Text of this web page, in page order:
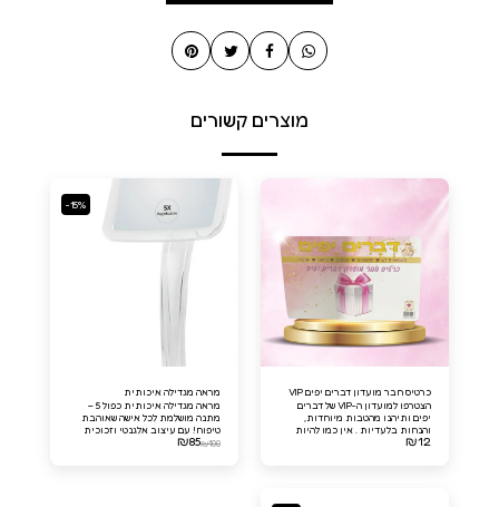
מוצרים קשורים
כרטיס חבר מועדון דברים יפים VIP
הצטרפו למועדון ה-VIP של דברים
יפים ותיהנו מהטבות מיוחדות,
והנחות בלעדיות . אין כמו להיות
חבר מועדון דברים יפים VIP!
₪12
-15%
מראה מגדילה איכותית
מראה מגדילה איכותית כפול 5 –
מתנה מושלמת לכל אישה שאוהבת
טיפוח! עם עיצוב אלגנטי וזכוכית
איכותית, המראה הזו מציעה הגדלה
₪100
₪85